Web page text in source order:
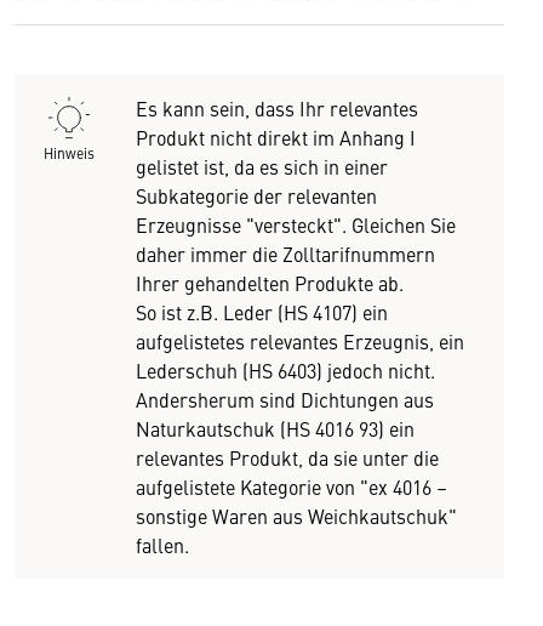
Hinweis
Es kann sein, dass Ihr relevantes
Produkt nicht direkt im Anhang I
gelistet ist, da es sich in einer
Subkategorie der relevanten
Erzeugnisse "versteckt". Gleichen Sie
daher immer die Zolltarifnummern
Ihrer gehandelten Produkte ab.
So ist z.B. Leder (HS 4107) ein
aufgelistetes relevantes Erzeugnis, ein
Lederschuh (HS 6403) jedoch nicht.
Andersherum sind Dichtungen aus
Naturkautschuk (HS 4016 93) ein
relevantes Produkt, da sie unter die
aufgelistete Kategorie von "ex 4016 –
sonstige Waren aus Weichkautschuk"
fallen.